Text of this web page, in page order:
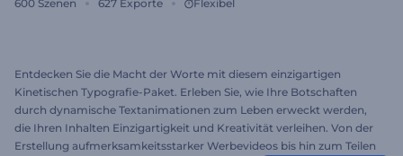
600 Szenen 627 Exporte Flexibel
Entdecken Sie die Macht der Worte mit diesem einzigartigen
Kinetischen Typografie-Paket. Erleben Sie, wie Ihre Botschaften
durch dynamische Textanimationen zum Leben erweckt werden,
die Ihren Inhalten Einzigartigkeit und Kreativität verleihen. Von der
Erstellung aufmerksamkeitsstarker Werbevideos bis hin zum Teilen